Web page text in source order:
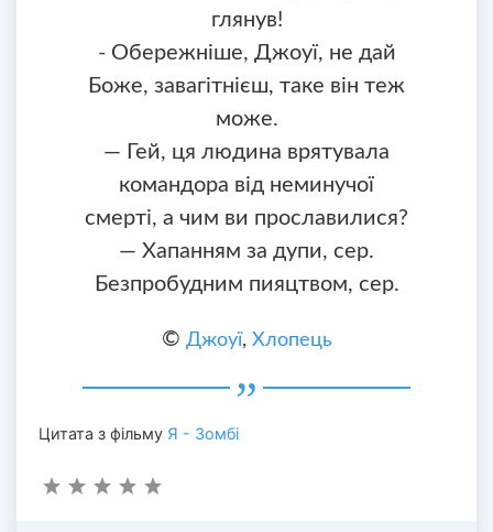
глянув!
- Обережніше, Джоуї, не дай
Боже, завагітнієш, таке він теж
може.
— Гей, ця людина врятувала
командора від неминучої
смерті, а чим ви прославилися?
— Хапанням за дупи, сер.
Безпробудним пияцтвом, сер.
© Джоуї, Хлопець
Цитата з фільму Я - Зомбі